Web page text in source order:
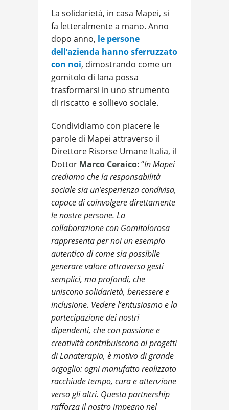
La solidarietà, in casa Mapei, si
fa letteralmente a mano. Anno
dopo anno, le persone
dell’azienda hanno sferruzzato
con noi, dimostrando come un
gomitolo di lana possa
trasformarsi in uno strumento
di riscatto e sollievo sociale.
Condividiamo con piacere le
parole di Mapei attraverso il
Direttore Risorse Umane Italia, il
Dottor Marco Ceraico: “In Mapei
crediamo che la responsabilità
sociale sia un’esperienza condivisa,
capace di coinvolgere direttamente
le nostre persone. La
collaborazione con Gomitolorosa
rappresenta per noi un esempio
autentico di come sia possibile
generare valore attraverso gesti
semplici, ma profondi, che
uniscono solidarietà, benessere e
inclusione. Vedere l’entusiasmo e la
partecipazione dei nostri
dipendenti, che con passione e
creatività contribuiscono ai progetti
di Lanaterapia, è motivo di grande
orgoglio: ogni manufatto realizzato
racchiude tempo, cura e attenzione
verso gli altri. Questa partnership
rafforza il nostro impegno nel